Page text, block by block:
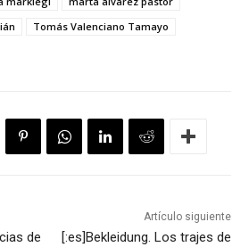
Tomás Valenciano Tamayo
de
Artículo siguiente
[:es]Bekleidung. Los trajes de